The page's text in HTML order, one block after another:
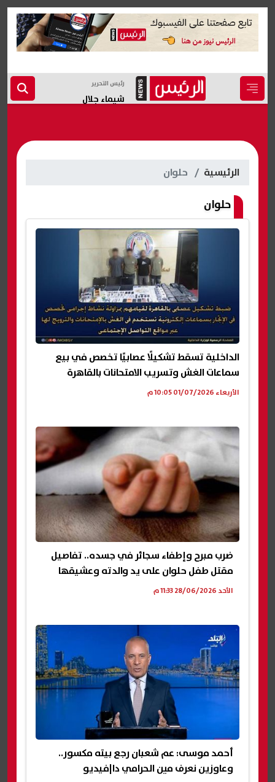
رئيس التحرير
شيماء جلال
الرئيسية حلوان
حلوان
الداخلية تسقط تشكيلًا عصابيًا تخصص في بيع
سماعات الغش وتسريب الامتحانات بالقاهرة
الأربعاء 01/07/2026 10:05 م
ضرب مبرح وإطفاء سجائر في جسده.. تفاصيل
مقتل طفل حلوان على يد والدته وعشيقها
الأحد 28/06/2026 11:33 م
أحمد موسى: عم شعبان رجع بيته مكسور..
وعاوزين نعرف مين الحرامي دا|فيديو